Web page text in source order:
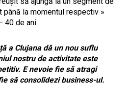
la momentul respectiv »
40 de ani.
a Clujana dă un nou suflu
nostru de activitate este
E nevoie fie să atragi
să consolidezi business-ul.